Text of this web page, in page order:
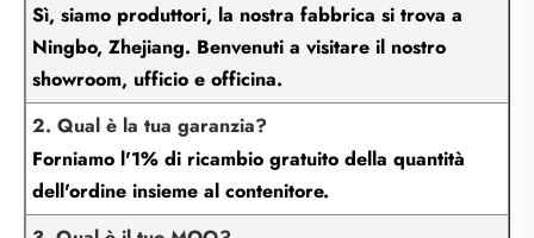
Sì, siamo produttori, la nostra fabbrica si trova a
Ningbo, Zhejiang. Benvenuti a visitare il nostro
showroom, ufficio e officina.
2. Qual è la tua garanzia?
Forniamo l'1% di ricambio gratuito della quantità
dell'ordine insieme al contenitore.